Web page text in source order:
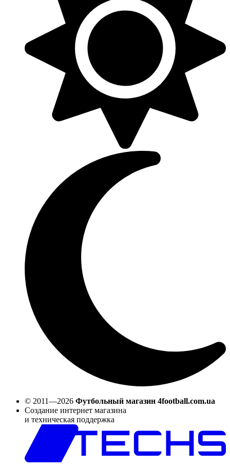
© 2011—2026 Футбольный магазин 4football.com.ua
Создание интернет магазина
и техническая поддержка